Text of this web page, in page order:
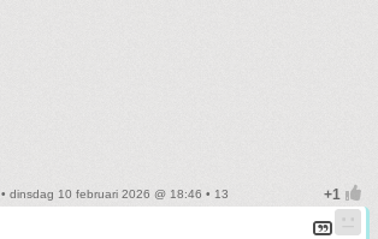
• dinsdag 10 februari 2026 @ 18:46 • 13